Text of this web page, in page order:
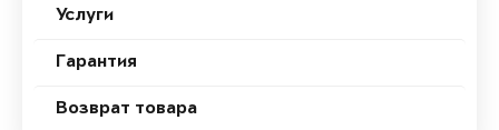
Услуги
Гарантия
Возврат товара